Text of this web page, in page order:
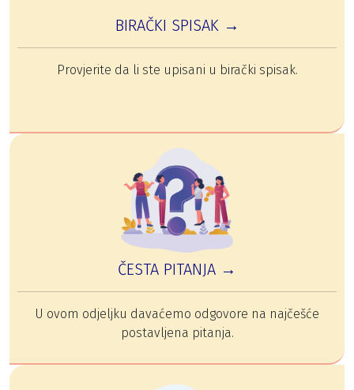
BIRAČKI SPISAK →
Provjerite da li ste upisani u birački spisak.
ČESTA PITANJA →
U ovom odjeljku davaćemo odgovore na najčešće
postavljena pitanja.